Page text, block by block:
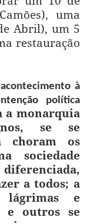
uma
Abril), um 5
restauração
à
política
a monarquia
se se
choram os
sociedade
a todos; a
e
e outros se